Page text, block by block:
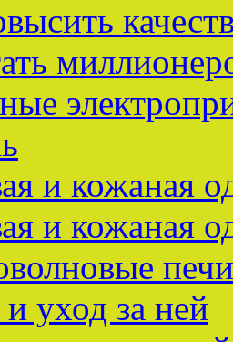
и кожаная
и кожаная
печи
уход за ней